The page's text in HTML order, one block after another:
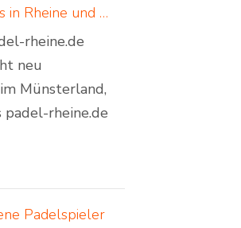
Padel in Rheine: neues Padelportal listet 17 Standorte und 73 Padel-Courts in Rheine und Umgebung
rheine.de
neu
Münsterland,
padel-rheine.de
Padelspieler